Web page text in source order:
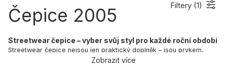
Čepice 2005 Filtery (1)
Streetwear čepice – vyber svůj styl pro každé roční období
Streetwear čepice nejsou jen praktický doplněk – jsou prvkem,
který dodává každému městskému outfitu osobitý charakter. Ať už
Zobrazit více